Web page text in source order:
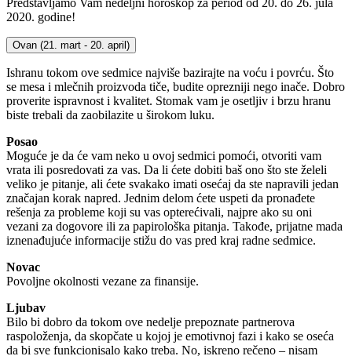
2020. godine!
Ovan (21. mart - 20. april)
Ishranu tokom ove sedmice najviše bazirajte na voću i povrću. Što
se mesa i mlečnih proizvoda tiče, budite oprezniji nego inače. Dobro
proverite ispravnost i kvalitet. Stomak vam je osetljiv i brzu hranu
biste trebali da zaobilazite u širokom luku.
Posao
Moguće je da će vam neko u ovoj sedmici pomoći, otvoriti vam
vrata ili posredovati za vas. Da li ćete dobiti baš ono što ste želeli
veliko je pitanje, ali ćete svakako imati osećaj da ste napravili jedan
značajan korak napred. Jednim delom ćete uspeti da pronađete
rešenja za probleme koji su vas opterećivali, najpre ako su oni
vezani za dogovore ili za papirološka pitanja. Takođe, prijatne mada
iznenađujuće informacije stižu do vas pred kraj radne sedmice.
Novac
Povoljne okolnosti vezane za finansije.
Ljubav
Bilo bi dobro da tokom ove nedelje prepoznate partnerova
raspoloženja, da skopčate u kojoj je emotivnoj fazi i kako se oseća
da bi sve funkcionisalo kako treba. No, iskreno rečeno – nisam